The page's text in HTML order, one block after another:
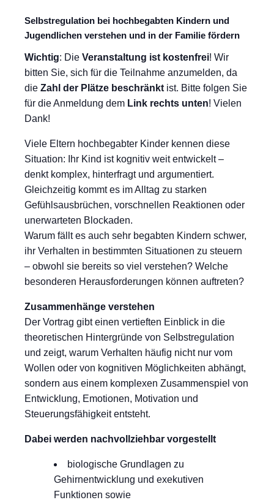
Selbstregulation bei hochbegabten Kindern und
Jugendlichen verstehen und in der Familie fördern
Wichtig: Die Veranstaltung ist kostenfrei! Wir
bitten Sie, sich für die Teilnahme anzumelden, da
die Zahl der Plätze beschränkt ist. Bitte folgen Sie
für die Anmeldung dem Link rechts unten! Vielen
Dank!
Viele Eltern hochbegabter Kinder kennen diese
Situation: Ihr Kind ist kognitiv weit entwickelt –
denkt komplex, hinterfragt und argumentiert.
Gleichzeitig kommt es im Alltag zu starken
Gefühlsausbrüchen, vorschnellen Reaktionen oder
unerwarteten Blockaden.
Warum fällt es auch sehr begabten Kindern schwer,
ihr Verhalten in bestimmten Situationen zu steuern
– obwohl sie bereits so viel verstehen? Welche
besonderen Herausforderungen können auftreten?
Zusammenhänge verstehen
Der Vortrag gibt einen vertieften Einblick in die
theoretischen Hintergründe von Selbstregulation
und zeigt, warum Verhalten häufig nicht nur vom
Wollen oder von kognitiven Möglichkeiten abhängt,
sondern aus einem komplexen Zusammenspiel von
Entwicklung, Emotionen, Motivation und
Steuerungsfähigkeit entsteht.
Dabei werden nachvollziehbar vorgestellt
biologische Grundlagen zu
Gehirnentwicklung und exekutiven
Funktionen sowie